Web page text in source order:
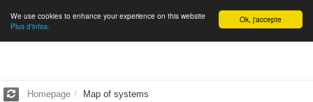
English Ok, j'accepte
We use cookies to enhance your experience on this website
Plus d'infos.
Homepage Map of systems